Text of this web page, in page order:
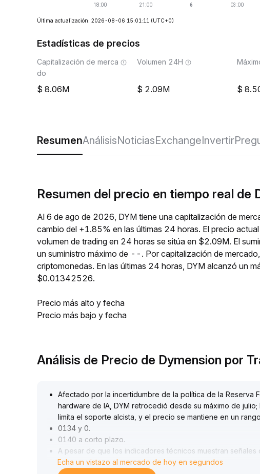
Última actualización: 2026-08-06 15:01:11 (UTC+0)
Estadísticas de precios
Capitalización de merca
do
8.06M
Volumen 24H
2.09M
ResumenAnálisisNoticiasExchangeInvertir
Resumen del precio en tiempo real de
Al 6 de ago de 2026, DYM tiene una capitalización de
cambio del +1.85% en las últimas 24 horas. El precio
volumen de trading en 24 horas se sitúa en $2.09M. El
un suministro máximo de --. Por capitalización de
criptomonedas. En las últimas 24 horas, DYM alcanzó un
$0.01342526.
Precio más alto y fecha
Precio más bajo y fecha
Análisis de Precio de Dymension por
Afectado por la incertidumbre de la política de la Reserva
hardware de IA, DYM retrocedió desde su máximo de
limita el soporte alcista, y el precio se mantiene en un
0134 y 0.
0140 a corto plazo.
A pesar de que los indicadores técnicos muestran
insuficiente, y la divergencia del MACD sugiere que el
Echa un vistazo al mercado de hoy en segundos